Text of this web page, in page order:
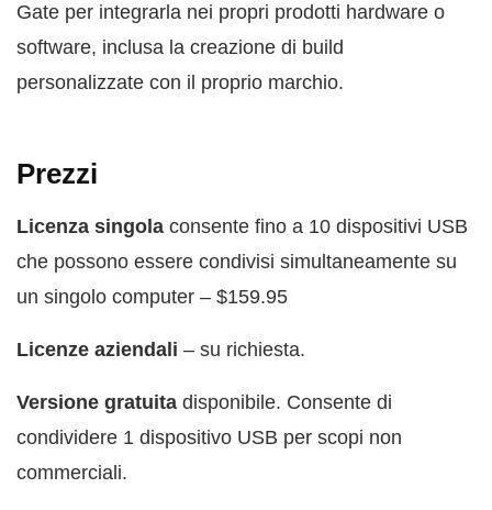
Gate per integrarla nei propri prodotti hardware o
software, inclusa la creazione di build
personalizzate con il proprio marchio.
Prezzi
Licenza singola consente fino a 10 dispositivi USB
che possono essere condivisi simultaneamente su
un singolo computer – $159.95
Licenze aziendali – su richiesta.
Versione gratuita disponibile. Consente di
condividere 1 dispositivo USB per scopi non
commerciali.